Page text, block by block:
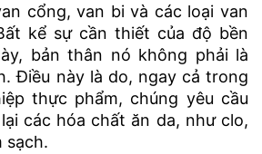
cổng, van bi và các loại van
kể sự cần thiết của độ bền
bản thân nó không phải là
Điều này là do, ngay cả trong
thực phẩm, chúng yêu cầu
các hóa chất ăn da, như clo,
sạch.